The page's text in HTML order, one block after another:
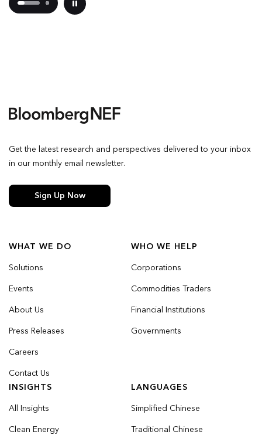
WHAT WE DO
Solutions
Events
About Us
Press Releases
Careers
Contact Us
WHO WE HELP
Corporations
Commodities Traders
Financial Institutions
Governments
INSIGHTS
All Insights
Clean Energy
LANGUAGES
Simplified Chinese
Traditional Chinese
Get the latest research and perspectives delivered to your inbox
in our monthly email newsletter.
Sign Up Now